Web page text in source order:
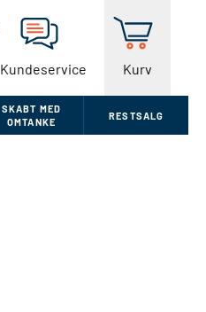
Kundeservice Kurv
SKABT MED
OMTANKE
RESTSALG